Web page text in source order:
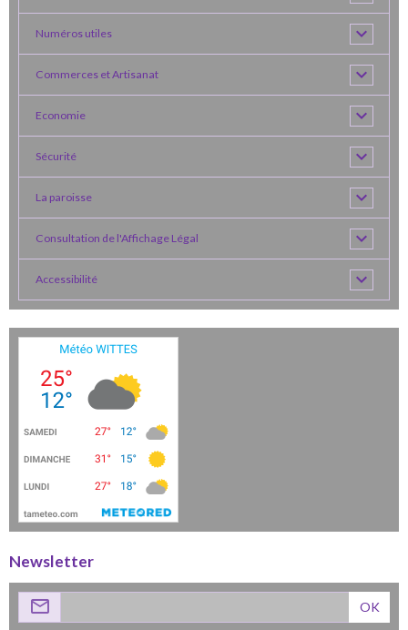
Numéros utiles
Commerces et Artisanat
Economie
Sécurité
La paroisse
Consultation de l'Affichage Légal
Accessibilité
Newsletter
OK